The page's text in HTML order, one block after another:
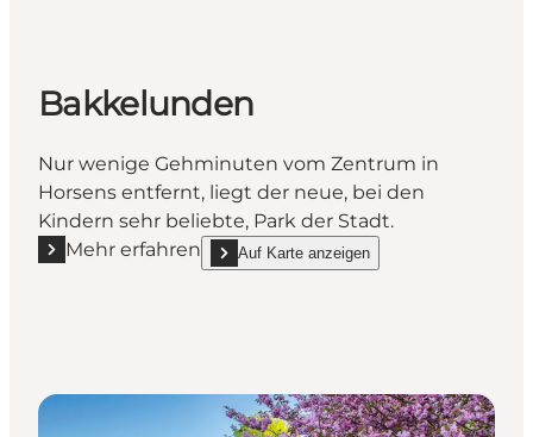
Bakkelunden
Nur wenige Gehminuten vom Zentrum in
Horsens entfernt, liegt der neue, bei den
Kindern sehr beliebte, Park der Stadt.
Mehr erfahren
Mehr erfahren "Bakkelunden"
Auf Karte anzeigen
show Bakkelunden on_map